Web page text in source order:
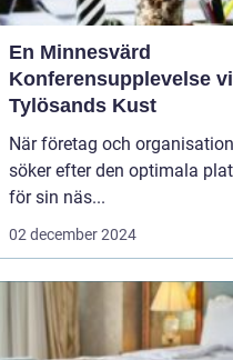
En Minnesvärd
Konferensupplevelse
Tylösands Kust
När företag och
söker efter den optimala
för sin näs...
02 december 2024